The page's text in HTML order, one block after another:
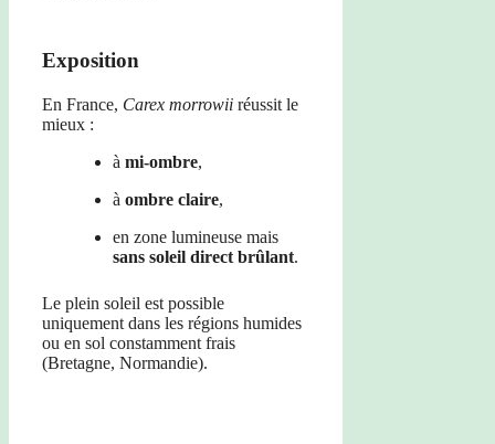
Exposition
En France, Carex morrowii réussit le
mieux :
à mi-ombre,
à ombre claire,
en zone lumineuse mais
sans soleil direct brûlant.
Le plein soleil est possible
uniquement dans les régions humides
ou en sol constamment frais
(Bretagne, Normandie).